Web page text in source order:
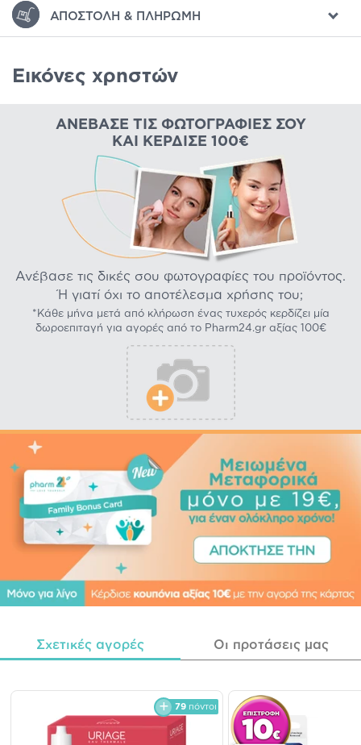
ΑΠΟΣΤΟΛΉ & ΠΛΗΡΩΜΉ
Εικόνες χρηστών
ΑΝΈΒΑΣΕ ΤΙΣ ΦΩΤΟΓΡΑΦΊΕΣ ΣΟΥ
ΚΑΙ ΚΈΡΔΙΣΕ 100€
Ανέβασε τις δικές σου φωτογραφίες του προϊόντος.
Ή γιατί όχι το αποτέλεσμα χρήσης του;
*Κάθε μήνα μετά από κλήρωση ένας τυχερός κερδίζει μία
δωροεπιταγή για αγορές από το Pharm24.gr αξίας 100€
Σχετικές αγορές Οι προτάσεις μας
79 πόντοι